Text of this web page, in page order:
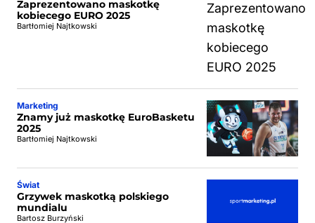
Zaprezentowano maskotkę
kobiecego EURO 2025
Bartłomiej Najtkowski
Marketing
Znamy już maskotkę EuroBasketu
2025
Bartłomiej Najtkowski
Świat
Grzywek maskotką polskiego
mundialu
Bartosz Burzyński